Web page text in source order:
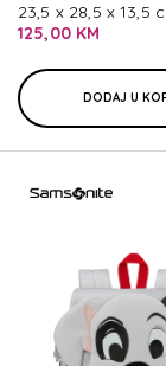
23,5 x 28,5 x 13,5
125,00 KM
DODAJ U